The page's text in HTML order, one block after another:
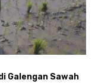
Galengan Sawah